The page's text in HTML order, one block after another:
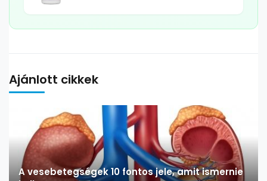
Ajánlott cikkek
A vesebetegségek 10 fontos jele, amit ismernie